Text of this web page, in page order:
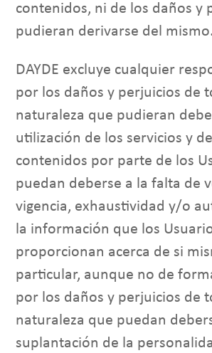
contenidos, ni de los daños y
pudieran derivarse del mismo.
DAYDE excluye cualquier
por los daños y perjuicios de
naturaleza que pudieran
utilización de los servicios y
contenidos por parte de los
puedan deberse a la falta de
vigencia, exhaustividad y/o
la información que los
proporcionan acerca de si
particular, aunque no de
por los daños y perjuicios de
naturaleza que puedan
suplantación de la